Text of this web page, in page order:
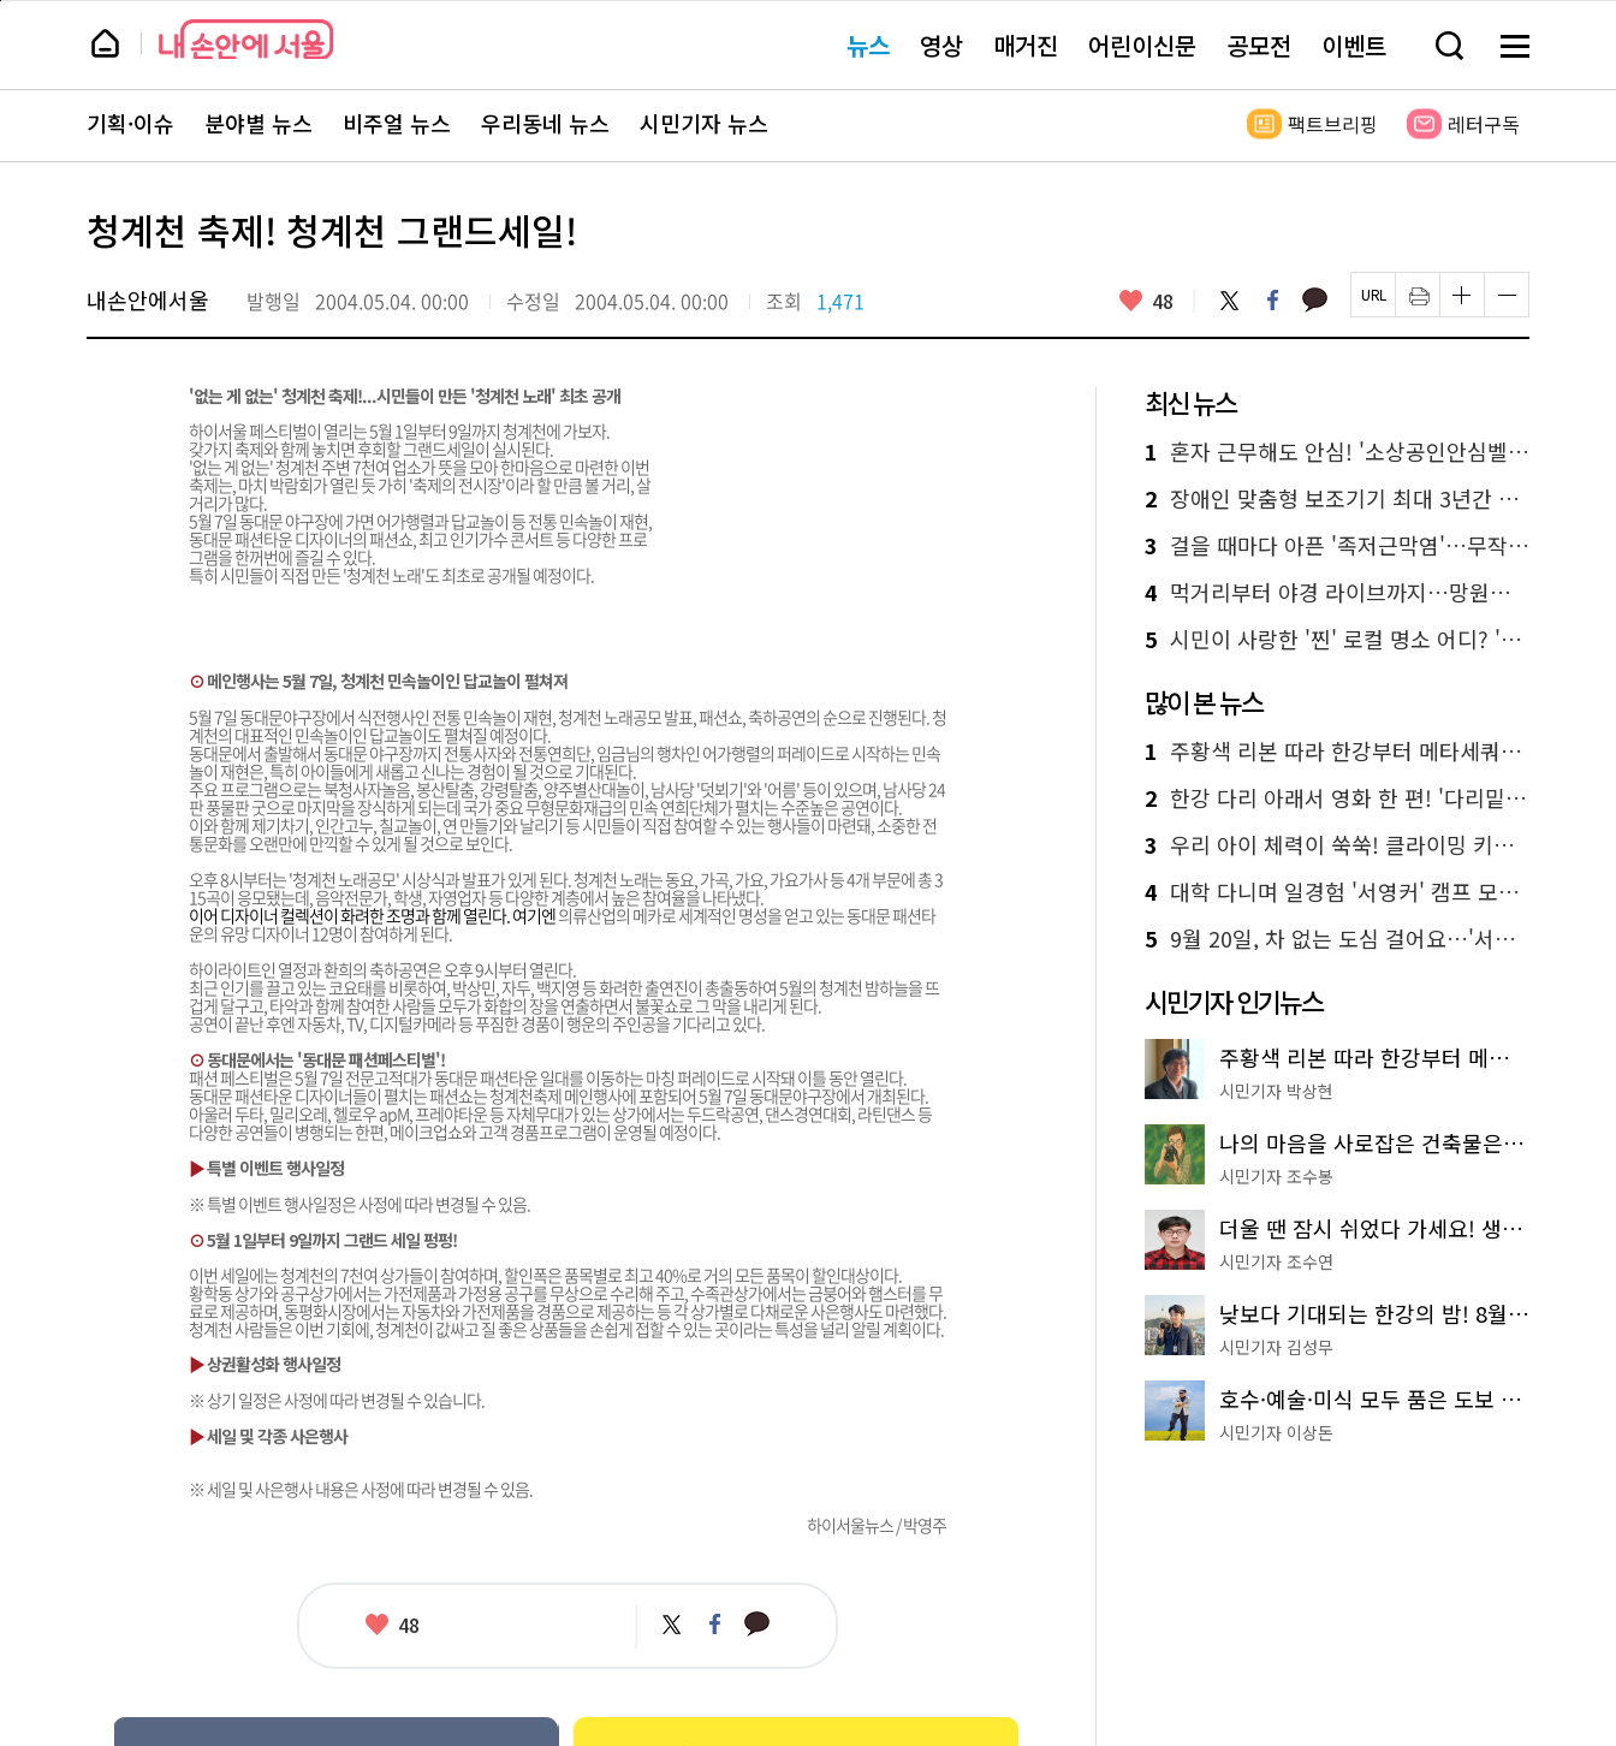
본
뉴
스 요뉴스 영상 매거진 어린이신문 공모전 이벤트 검
창
기
메
전
보
뉴
스
주
서
바
로
기획·이슈 분야별 뉴스 비주얼 뉴스 우리동네 뉴스 시민기자 뉴스 팩트브리핑 레터구독
청계천 축제! 청계천 그랜드세일!
내손안에서울 발행일 2004.05.04. 00:00 수정일 2004.05.04. 00:00 조회 1,471 좋
요
48 트
위
터
페
이
스
카
카 페
이
지
인
쇄
하
글
자
크
하
기
글
자
크
하
기
'없는 게 없는' 청계천 축제!...시민들이 만든 '청계천 노래' 최초 공개
하이서울 페스티벌이 열리는 5월 1일부터 9일까지 청계천에 가보자.
갖가지 축제와 함께 놓치면 후회할 그랜드세일이 실시된다.
'없는 게 없는' 청계천 주변 7천여 업소가 뜻을 모아 한마음으로 마련한 이번
축제는, 마치 박람회가 열린 듯 가히 '축제의 전시장'이라 할 만큼 볼 거리, 살
거리가 많다.
5월 7일 동대문 야구장에 가면 어가행렬과 답교놀이 등 전통 민속놀이 재현,
동대문 패션타운 디자이너의 패션쇼, 최고 인기가수 콘서트 등 다양한 프로
그램을 한꺼번에 즐길 수 있다.
특히 시민들이 직접 만든 '청계천 노래'도 최초로 공개될 예정이다.
⊙메인행사는 5월 7일, 청계천 민속놀이인 답교놀이 펼쳐져
5월 7일 동대문야구장에서 식전행사인 전통 민속놀이 재현, 청계천 노래공모 발표, 패션쇼, 축하공연의 순으로 진행된다. 청
계천의 대표적인 민속놀이인 답교놀이도 펼쳐질 예정이다.
동대문에서 출발해서 동대문 야구장까지 전통사자와 전통연희단, 임금님의 행차인 어가행렬의 퍼레이드로 시작하는 민속
놀이 재현은, 특히 아이들에게 새롭고 신나는 경험이 될 것으로 기대된다.
주요 프로그램으로는 북청사자놀음, 봉산탈춤, 강령탈춤, 양주별산대놀이, 남사당 '덧뵈기'와 '어름' 등이 있으며, 남사당 24
판 풍물판 굿으로 마지막을 장식하게 되는데 국가 중요 무형문화재급의 민속 연희단체가 펼치는 수준높은 공연이다.
이와 함께 제기차기, 인간고누, 칠교놀이, 연 만들기와 날리기 등 시민들이 직접 참여할 수 있는 행사들이 마련돼, 소중한 전
통문화를 오랜만에 만끽할 수 있게 될 것으로 보인다.
오후 8시부터는 '청계천 노래공모' 시상식과 발표가 있게 된다. 청계천 노래는 동요, 가곡, 가요, 가요가사 등 4개 부문에 총 3
15곡이 응모됐는데, 음악전문가, 학생, 자영업자 등 다양한 계층에서 높은 참여율을 나타냈다.
이어 디자이너 컬렉션이 화려한 조명과 함께 열린다. 여기엔의류산업의 메카로 세계적인 명성을 얻고 있는 동대문 패션타
운의 유망 디자이너 12명이 참여하게 된다.
하이라이트인 열정과 환희의 축하공연은 오후 9시부터 열린다.
최근 인기를 끌고 있는 코요태를 비롯하여, 박상민, 자두, 백지영 등 화려한 출연진이 총출동하여 5월의 청계천 밤하늘을 뜨
겁게 달구고, 타악과 함께 참여한 사람들 모두가 화합의 장을 연출하면서 불꽃쇼로 그 막을 내리게 된다.
공연이 끝난 후엔 자동차, TV, 디지털카메라 등 푸짐한 경품이 행운의 주인공을 기다리고 있다.
⊙동대문에서는 '동대문 패션페스티벌'!
패션 페스티벌은 5월 7일 전문고적대가 동대문 패션타운 일대를 이동하는 마칭 퍼레이드로 시작돼 이틀 동안 열린다.
동대문 패션타운 디자이너들이 펼치는 패션쇼는 청계천축제 메인행사에 포함되어 5월 7일 동대문야구장에서 개최된다.
아울러 두타, 밀리오레, 헬로우 apM, 프레야타운 등 자체무대가 있는 상가에서는 두드락공연, 댄스경연대회, 라틴댄스 등
다양한 공연들이 병행되는 한편, 메이크업쇼와 고객 경품프로그램이 운영될 예정이다.
▶특별 이벤트 행사일정
※ 특별 이벤트 행사일정은 사정에 따라 변경될 수 있음.
⊙5월 1일부터 9일까지 그랜드 세일 펑펑!
이번 세일에는 청계천의 7천여 상가들이 참여하며, 할인폭은 품목별로 최고 40%로 거의 모든 품목이 할인대상이다.
황학동 상가와 공구상가에서는 가전제품과 가정용 공구를 무상으로 수리해 주고, 수족관상가에서는 금붕어와 햄스터를 무
료로 제공하며, 동평화시장에서는 자동차와 가전제품을 경품으로 제공하는 등 각 상가별로 다채로운 사은행사도 마련했다.
청계천 사람들은 이번 기회에, 청계천이 값싸고 질 좋은 상품들을 손쉽게 접할 수 있는 곳이라는 특성을 널리 알릴 계획이다.
▶상권활성화 행사일정
※ 상기 일정은 사정에 따라 변경될 수 있습니다.
▶세일 및 각종 사은행사
※ 세일 및 사은행사 내용은 사정에 따라 변경될 수 있음.
하이서울뉴스 / 박영주
좋
48 트
위
페
이
카
카
최신 뉴스
1 혼자 근무해도 안심! '소상공인안심벨' 신청하세요
2 장애인 맞춤형 보조기기 최대 3년간 무상 대여…삶의 질 높인다
3 걸을 때마다 아픈 '족저근막염'…무작정 참지 말고 '이것' 해보세요!
4 먹거리부터 야경 라이브까지…망원한강공원 알짜 코스
5 시민이 사랑한 '찐' 로컬 명소 어디? '서울에디션25' 추천 코스
많이 본 뉴스
1 주황색 리본 따라 한강부터 메타세쿼이아 숲길까지…서울둘레길 15코스
2 한강 다리 아래서 영화 한 편! '다리밑 영화관' 무료 상영
3 우리 아이 체력이 쑥쑥! 클라이밍 키즈카페·어린이 체력장
4 대학 다니며 일경험 '서영커' 캠프 모집…전액 무료
5 9월 20일, 차 없는 도심 걸어요…'서울 걷자 페스티벌' 선착순 5천명
시민기자 인기뉴스
주황색 리본 따라 한강부터 메타세쿼이아 숲길까지…서울둘레길 15코스
시민기자 박상현
나의 마음을 사로잡은 건축물은? '서울시 건축상' 수상작 공개!
시민기자 조수봉
더울 땐 잠시 쉬었다 가세요! 생수 냉장고부터 해피소·무더위쉼터까지
시민기자 조수연
낮보다 기대되는 한강의 밤! 8월 한정 무료 '한강 밤핑' 예약은?
시민기자 김성무
호수·예술·미식 모두 품은 도보 코스! 서울식물원~LG아트센터~마곡테라스거리
시민기자 이상돈
페